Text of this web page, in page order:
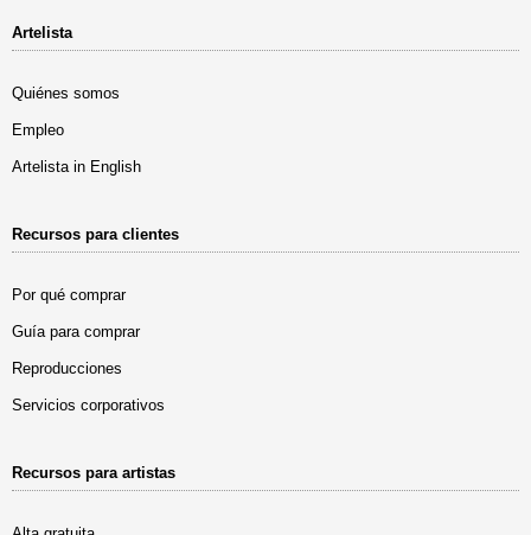
Artelista
Quiénes somos
Empleo
Artelista in English
Recursos para clientes
Por qué comprar
Guía para comprar
Reproducciones
Servicios corporativos
Recursos para artistas